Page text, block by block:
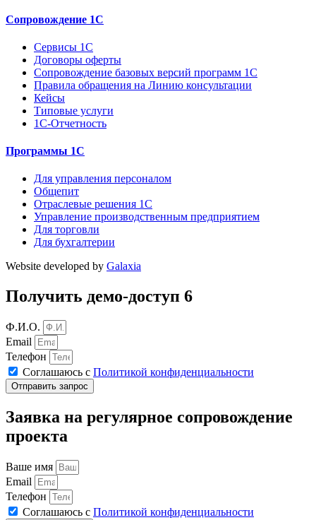
Сопровождение 1С
Сервисы 1С
Договоры оферты
Сопровождение базовых версий программ 1С
Правила обращения на Линию консультации
Кейсы
Типовые услуги
1С-Отчетность
Программы 1С
Для управления персоналом
Общепит
Отраслевые решения 1С
Управление производственным предприятием
Для торговли
Для бухгалтерии
Website developed by Galaxia
Получить демо-доступ 6
Ф.И.О.
Email
Телефон
Соглашаюсь с Политикой конфиденциальности
Отправить запрос
Заявка на регулярное сопровождение
проекта
Ваше имя
Email
Телефон
Соглашаюсь с Политикой конфиденциальности